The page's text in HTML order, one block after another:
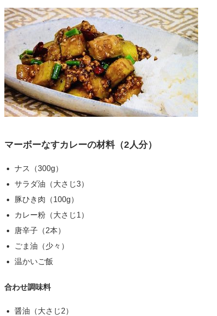
マーボーなすカレーの材料（2人分）
ナス（300g）
サラダ油（大さじ3）
豚ひき肉（100g）
カレー粉（大さじ1）
唐辛子（2本）
ごま油（少々）
温かいご飯
合わせ調味料
醤油（大さじ2）